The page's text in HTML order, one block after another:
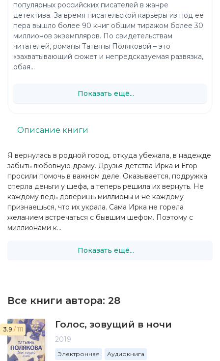
Я вернулась в родной город, откуда убежала, в надежде
забыть любовную драму. Друзья детства Ирка и Егор
просили помочь в важном деле. Оказывается, подружка
сперла деньги у шефа, а теперь решила их вернуть. Не
каждому ведь доверишь миллионы и не каждому
признаешься, что их украла. Сама Ирка не горела
желанием встречаться с бывшим шефом. Поэтому с
миллионами к...
Показать ещё...
Описание книги
Все книги автора: 28
3.9 / 111 Голос, зовущий в ночи
2019
Электронная Аудиокнига
популярных российских писателей в жанре
детектива. За время писательской карьеры из под ее
пера вышло более 90 книг общим тиражом более 30
миллионов экземпляров. По свидетельствам
читателей, романы Татьяны Поляковой – это
«захватывающий сюжет и непредсказуемая развязка,
обая...
Показать ещё...